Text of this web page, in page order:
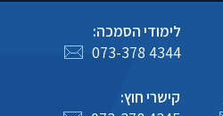
לימודי הסמכה:
073-378 4344
קישרי חוץ: